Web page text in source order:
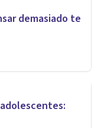
demasiado te